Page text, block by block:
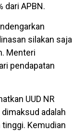
dari APBN.
silakan saja
Menteri
pendapatan
UUD NR
adalah
Kemudian